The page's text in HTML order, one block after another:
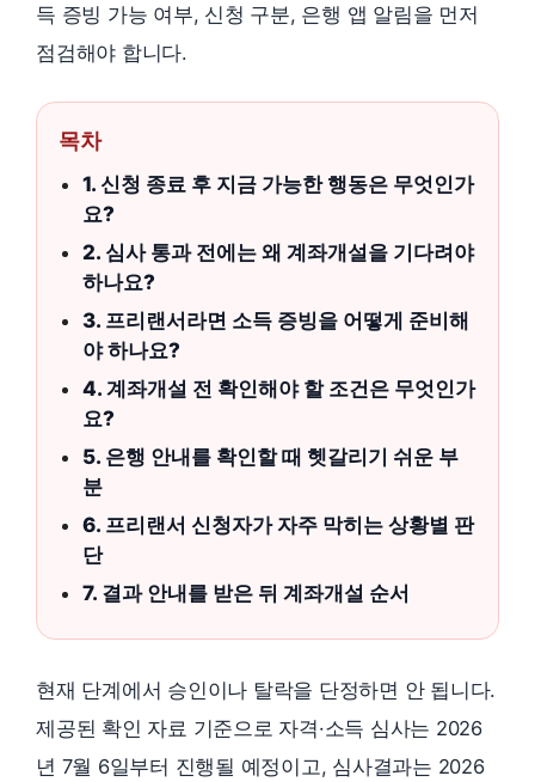
득 증빙 가능 여부, 신청 구분, 은행 앱 알림을 먼저
점검해야 합니다.
목차
1. 신청 종료 후 지금 가능한 행동은 무엇인가
요?
2. 심사 통과 전에는 왜 계좌개설을 기다려야
하나요?
3. 프리랜서라면 소득 증빙을 어떻게 준비해
야 하나요?
4. 계좌개설 전 확인해야 할 조건은 무엇인가
요?
5. 은행 안내를 확인할 때 헷갈리기 쉬운 부
분
6. 프리랜서 신청자가 자주 막히는 상황별 판
단
7. 결과 안내를 받은 뒤 계좌개설 순서
현재 단계에서 승인이나 탈락을 단정하면 안 됩니다.
제공된 확인 자료 기준으로 자격·소득 심사는 2026
년 7월 6일부터 진행될 예정이고, 심사결과는 2026